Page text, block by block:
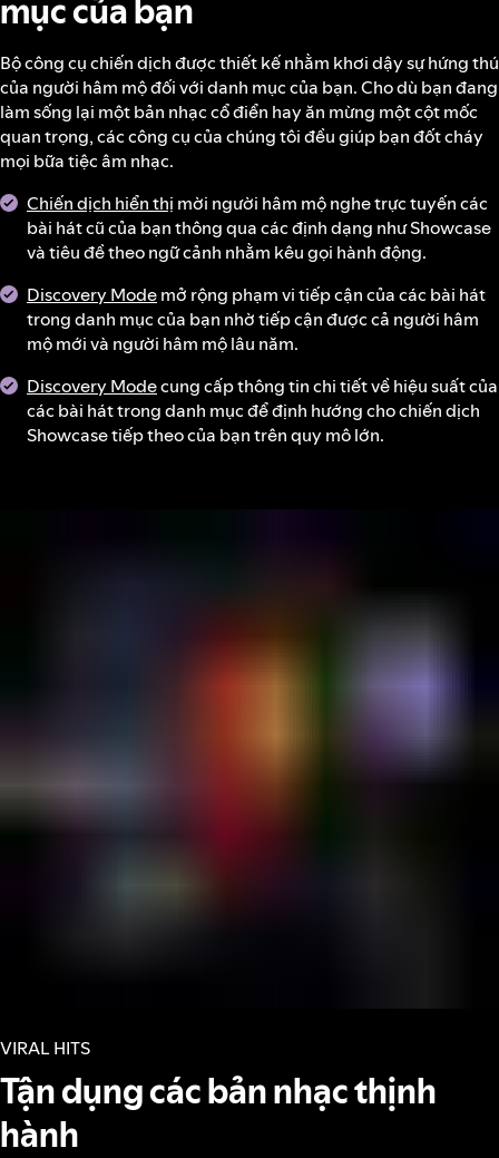
mục của bạn
Bộ công cụ chiến dịch được thiết kế nhằm khơi dậy sự hứng thú
của người hâm mộ đối với danh mục của bạn. Cho dù bạn đang
làm sống lại một bản nhạc cổ điển hay ăn mừng một cột mốc
quan trọng, các công cụ của chúng tôi đều giúp bạn đốt cháy
mọi bữa tiệc âm nhạc.
Chiến dịch hiển thị mời người hâm mộ nghe trực tuyến các
bài hát cũ của bạn thông qua các định dạng như Showcase
và tiêu đề theo ngữ cảnh nhằm kêu gọi hành động.
Discovery Modemở rộng phạm vi tiếp cận của các bài hát
trong danh mục của bạn nhờ tiếp cận được cả người hâm
mộ mới và người hâm mộ lâu năm.
Discovery Modecung cấp thông tin chi tiết về hiệu suất của
các bài hát trong danh mục để định hướng cho chiến dịch
Showcase tiếp theo của bạn trên quy mô lớn.
VIRAL HITS
Tận dụng các bản nhạc thịnh
hành